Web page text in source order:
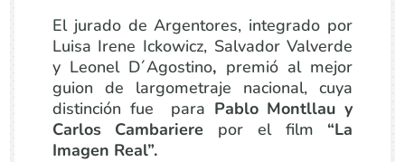
El jurado de Argentores, integrado por
Luisa Irene Ickowicz, Salvador Valverde
y Leonel D´Agostino, premió al mejor
guion de largometraje nacional, cuya
distinción fue para Pablo Montllau y
Carlos Cambariere por el film “La
Imagen Real”.